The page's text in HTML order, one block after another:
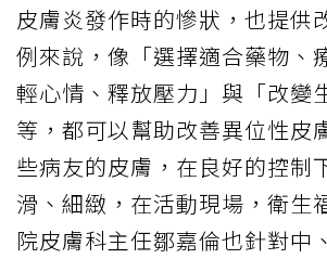
皮膚炎發作時的慘狀，也提供
例來說，像「選擇適合藥物、
輕心情、釋放壓力」與「改變
等，都可以幫助改善異位性皮
些病友的皮膚，在良好的控制
滑、細緻，在活動現場，衛生
院皮膚科主任鄒嘉倫也針對中